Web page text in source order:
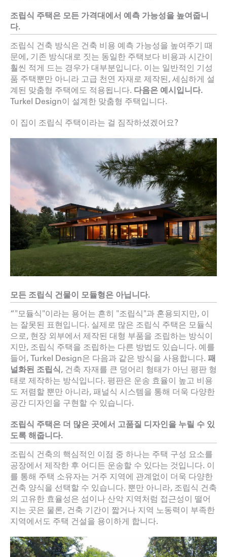
조립식 주택은 모든 가격대에서 예측 가능성을 높여줍니
다.
조립식 건축 방식은 건축 비용 예측 가능성을 높여주기 때
문에, 기존 방식대로 짓는 동일한 주택보다 비용과 시간이
훨씬 적게 드는 경우가 대부분입니다. 이는 일반적인 기성
품 주택뿐만 아니라 고급 천연 자재로 제작된, 세심하게 설
계된 맞춤형 주택에도 적용됩니다. 다음은 예시입니다.
Turkel Design이 설계한 맞춤형 주택입니다.
이 집이 조립식 주택이라는 걸 짐작하셨겠어요?
모든 조립식 건물이 모듈형은 아닙니다.
“"모듈식"이라는 용어는 흔히 "조립식"과 혼용되지만, 이
는 잘못된 표현입니다. 실제로 많은 조립식 주택은 모듈식
으로, 현장 외부에서 제작된 대형 부품을 조립하는 방식이
지만, 조립식 주택을 조립하는 다른 방법도 있습니다. 예를
들어, Turkel Design은 다음과 같은 방식을 사용합니다. 패
널화된 조립식, 건축 자재를 큰 덩어리 형태가 아닌 평판 형
태로 제작하는 방식입니다. 평판은 운송 효율이 높고 비용
도 저렴할 뿐만 아니라, 패널식 시스템을 통해 더욱 다양한
공간 디자인을 구현할 수 있습니다.
조립식 주택은 더 많은 곳에서 고품질 디자인을 누릴 수 있
도록 해줍니다.
조립식 건축의 핵심적인 이점 중 하나는 주택 구성 요소를
공장에서 제작한 후 어디든 운송할 수 있다는 것입니다. 이
를 통해 주택 소유자는 거주 지역에 관계없이 더욱 다양한
건축 양식을 선택할 수 있습니다. 뿐만 아니라, 조립식 건축
의 고유한 효율성은 섬이나 산악 지역처럼 접근성이 떨어
지는 곳은 물론, 건축 기간이 짧거나 지역 노동력이 부족한
지역에서도 주택 건설을 용이하게 합니다.